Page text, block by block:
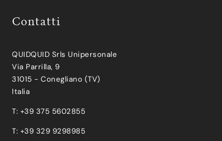
Contatti
QUIDQUID Srls Unipersonale
Via Parrilla, 9
31015 - Conegliano (TV)
Italia
T: +39 375 5602855
T: +39 329 9298985